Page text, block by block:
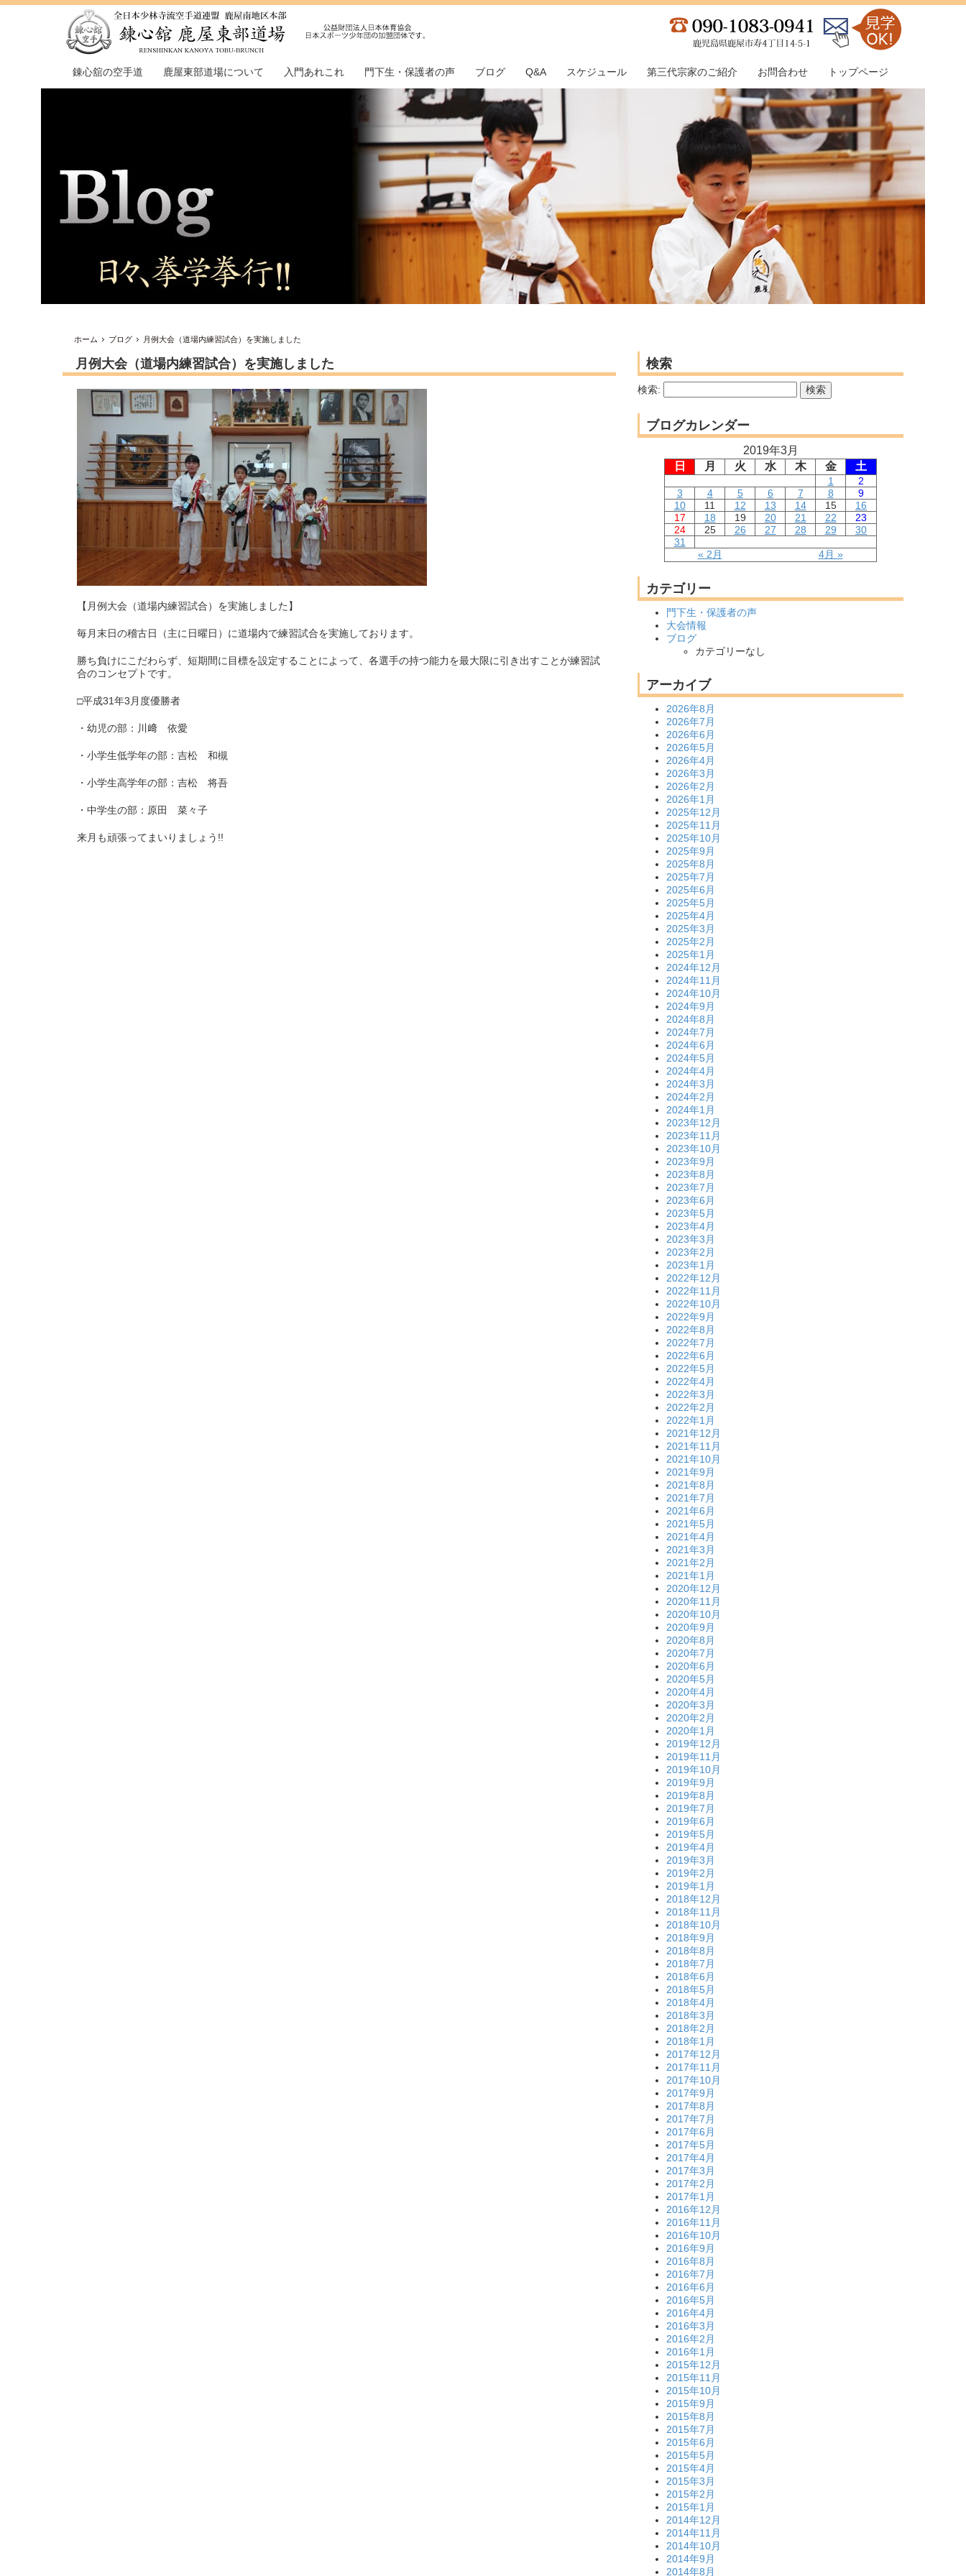
錬心舘の空手道 鹿屋東部道場について 入門あれこれ 門下生・保護者の声 ブログ Q&A スケジュール 第三代宗家のご紹介 お問合わせ トップページ
ホーム ブログ 月例大会（道場内練習試合）を実施しました
月例大会（道場内練習試合）を実施しました
【月例大会（道場内練習試合）を実施しました】
毎月末日の稽古日（主に日曜日）に道場内で練習試合を実施しております。
勝ち負けにこだわらず、短期間に目標を設定することによって、各選手の持つ能力を最大限に引き出すことが練習試
合のコンセプトです。
□平成31年3月度優勝者
・幼児の部：川﨑 依愛
・小学生低学年の部：吉松 和槻
・小学生高学年の部：吉松 将吾
・中学生の部：原田 菜々子
来月も頑張ってまいりましょう!!
検索
検索:
ブログカレンダー
2019年3月
日
月 火 水 木 金 土
« 2月 4月 »
1
2
3
4 5 6 7 8
9
10
11 12 13 14 15
16
17
18 19 20 21 22
23
24
25 26 27 28 29
30
31
カテゴリー
門下生・保護者の声
大会情報
ブログ
カテゴリーなし
アーカイブ
2026年8月
2026年7月
2026年6月
2026年5月
2026年4月
2026年3月
2026年2月
2026年1月
2025年12月
2025年11月
2025年10月
2025年9月
2025年8月
2025年7月
2025年6月
2025年5月
2025年4月
2025年3月
2025年2月
2025年1月
2024年12月
2024年11月
2024年10月
2024年9月
2024年8月
2024年7月
2024年6月
2024年5月
2024年4月
2024年3月
2024年2月
2024年1月
2023年12月
2023年11月
2023年10月
2023年9月
2023年8月
2023年7月
2023年6月
2023年5月
2023年4月
2023年3月
2023年2月
2023年1月
2022年12月
2022年11月
2022年10月
2022年9月
2022年8月
2022年7月
2022年6月
2022年5月
2022年4月
2022年3月
2022年2月
2022年1月
2021年12月
2021年11月
2021年10月
2021年9月
2021年8月
2021年7月
2021年6月
2021年5月
2021年4月
2021年3月
2021年2月
2021年1月
2020年12月
2020年11月
2020年10月
2020年9月
2020年8月
2020年7月
2020年6月
2020年5月
2020年4月
2020年3月
2020年2月
2020年1月
2019年12月
2019年11月
2019年10月
2019年9月
2019年8月
2019年7月
2019年6月
2019年5月
2019年4月
2019年3月
2019年2月
2019年1月
2018年12月
2018年11月
2018年10月
2018年9月
2018年8月
2018年7月
2018年6月
2018年5月
2018年4月
2018年3月
2018年2月
2018年1月
2017年12月
2017年11月
2017年10月
2017年9月
2017年8月
2017年7月
2017年6月
2017年5月
2017年4月
2017年3月
2017年2月
2017年1月
2016年12月
2016年11月
2016年10月
2016年9月
2016年8月
2016年7月
2016年6月
2016年5月
2016年4月
2016年3月
2016年2月
2016年1月
2015年12月
2015年11月
2015年10月
2015年9月
2015年8月
2015年7月
2015年6月
2015年5月
2015年4月
2015年3月
2015年2月
2015年1月
2014年12月
2014年11月
2014年10月
2014年9月
2014年8月